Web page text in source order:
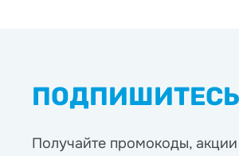
ПОДПИШИТЕСЬ
Получайте промокоды, акции